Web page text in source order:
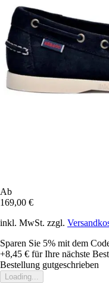
Ab
169,00 €
inkl. MwSt. zzgl.
Sparen Sie 5% mit dem
+8,45 € für Ihre nächste
Bestellung gutgeschrieben
Loading...